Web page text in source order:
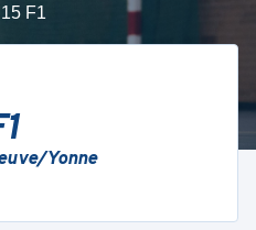
F1
Yonne